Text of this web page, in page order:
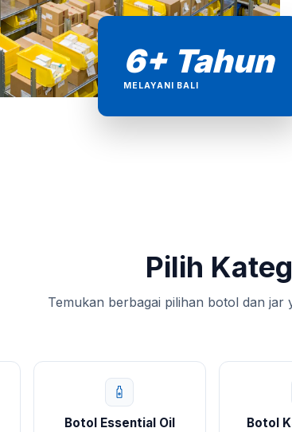
6+ Tahun
MELAYANI BALI
Pilih
Temukan berbagai pilihan botol dan
Botol Essential Oil Botol